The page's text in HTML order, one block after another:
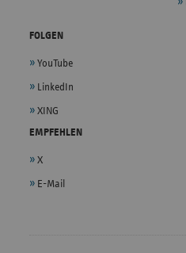
FOLGEN
YouTube
LinkedIn
XING
EMPFEHLEN
X
E-Mail